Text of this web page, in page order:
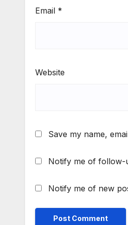
Email *
Website
Save my name,
Notify me of follow-
Notify me of new